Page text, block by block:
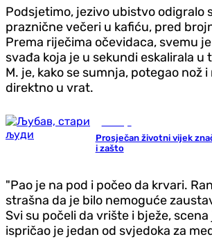
Podsjetimo, jezivo ubistvo odigralo
praznične večeri u kafiću, pred
Prema riječima očevidaca, svemu
svađa koja je u sekundi eskalirala u
M. je, kako se sumnja, potegao nož
direktno u vrat.
Prosječan životni vijek
i zašto
"Pao je na pod i počeo da krvari.
strašna da je bilo nemoguće
Svi su počeli da vrište i bježe, scena
ispričao je jedan od svjedoka za